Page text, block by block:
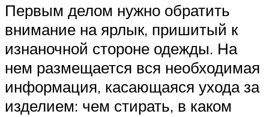
Первым делом нужно обратить
внимание на ярлык, пришитый к
изнаночной стороне одежды. На
нем размещается вся необходимая
информация, касающаяся ухода за
изделием: чем стирать, в каком